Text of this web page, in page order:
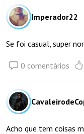
Imperador22
Se foi casual, super
0 comentários
Acho que tem coisas